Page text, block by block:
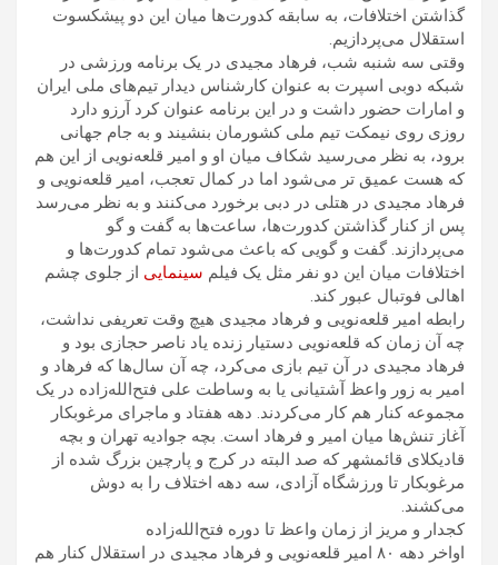
گذاشتن اختلافات، به سابقه کدورت‌ها میان این دو پیشکسوت
استقلال می‌پردازیم.
وقتی سه شنبه شب، فرهاد مجیدی در یک برنامه ورزشی در
شبکه دوبی اسپرت به عنوان کارشناس دیدار تیم‌های ملی ایران
و امارات حضور داشت و در این برنامه عنوان کرد آرزو دارد
روزی روی نیمکت تیم ملی کشورمان بنشیند و به جام جهانی
برود، به نظر می‌رسید شکاف میان او و امیر قلعه‌نویی از این هم
که هست عمیق تر می‌شود اما در کمال تعجب، امیر قلعه‌نویی و
فرهاد مجیدی در هتلی در دبی برخورد می‌کنند و به نظر می‌رسد
پس از کنار گذاشتن کدورت‌ها، ساعت‌ها به گفت و گو
می‌پردازند. گفت و گویی که باعث می‌شود تمام کدورت‌ها و
اختلافات میان این دو نفر مثل یک فیلم سینمایی از جلوی چشم
اهالی فوتبال عبور کند.
رابطه امیر قلعه‌نویی و فرهاد مجیدی هیچ وقت تعریفی نداشت،
چه آن زمان که قلعه‌نویی دستیار زنده یاد ناصر حجازی بود و
فرهاد مجیدی در آن تیم بازی می‌کرد، چه آن سال‌ها که فرهاد و
امیر به زور واعظ آشتیانی یا به وساطت علی فتح‌الله‌زاده در یک
مجموعه کنار هم کار می‌کردند. دهه هفتاد و ماجرای مرغوبکار
آغاز تنش‌ها میان امیر و فرهاد است. بچه جوادیه تهران و بچه
قادیکلای قائمشهر که صد البته در کرج و پارچین بزرگ شده از
مرغوبکار تا ورزشگاه آزادی، سه دهه اختلاف را به دوش
می‌کشند.
کجدار و مریز از زمان واعظ تا دوره فتح‌الله‌زاده
اواخر دهه ۸۰ امیر قلعه‌نویی و فرهاد مجیدی در استقلال کنار هم